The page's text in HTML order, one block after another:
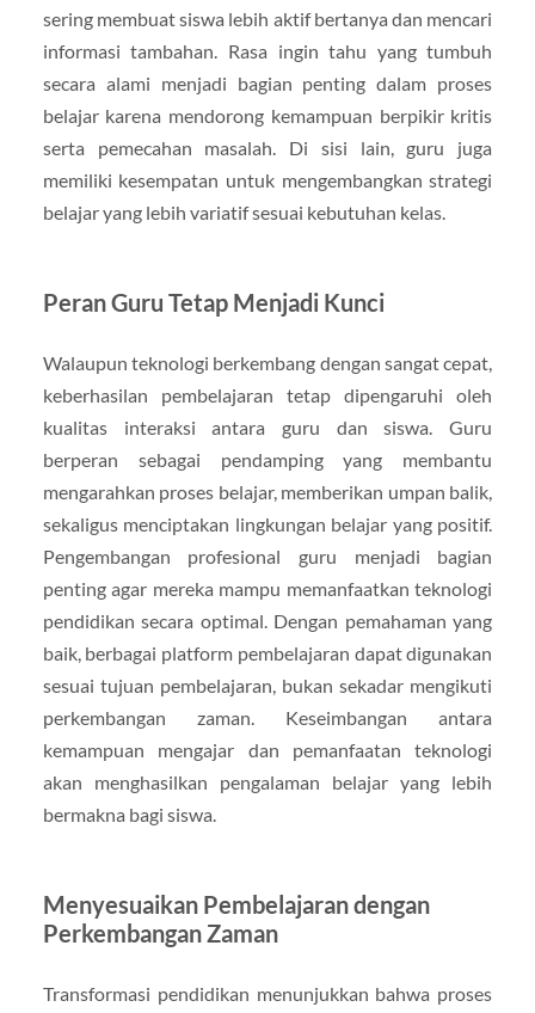
sering membuat siswa lebih aktif bertanya dan mencari
informasi tambahan. Rasa ingin tahu yang tumbuh
secara alami menjadi bagian penting dalam proses
belajar karena mendorong kemampuan berpikir kritis
serta pemecahan masalah. Di sisi lain, guru juga
memiliki kesempatan untuk mengembangkan strategi
belajar yang lebih variatif sesuai kebutuhan kelas.
Peran Guru Tetap Menjadi Kunci
Walaupun teknologi berkembang dengan sangat cepat,
keberhasilan pembelajaran tetap dipengaruhi oleh
kualitas interaksi antara guru dan siswa. Guru
berperan sebagai pendamping yang membantu
mengarahkan proses belajar, memberikan umpan balik,
sekaligus menciptakan lingkungan belajar yang positif.
Pengembangan profesional guru menjadi bagian
penting agar mereka mampu memanfaatkan teknologi
pendidikan secara optimal. Dengan pemahaman yang
baik, berbagai platform pembelajaran dapat digunakan
sesuai tujuan pembelajaran, bukan sekadar mengikuti
perkembangan zaman. Keseimbangan antara
kemampuan mengajar dan pemanfaatan teknologi
akan menghasilkan pengalaman belajar yang lebih
bermakna bagi siswa.
Menyesuaikan Pembelajaran dengan
Perkembangan Zaman
Transformasi pendidikan menunjukkan bahwa proses